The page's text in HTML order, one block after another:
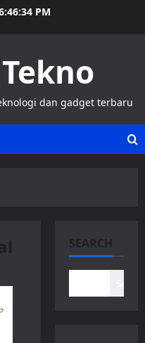
PM
dan gadget terbaru
SEARCH